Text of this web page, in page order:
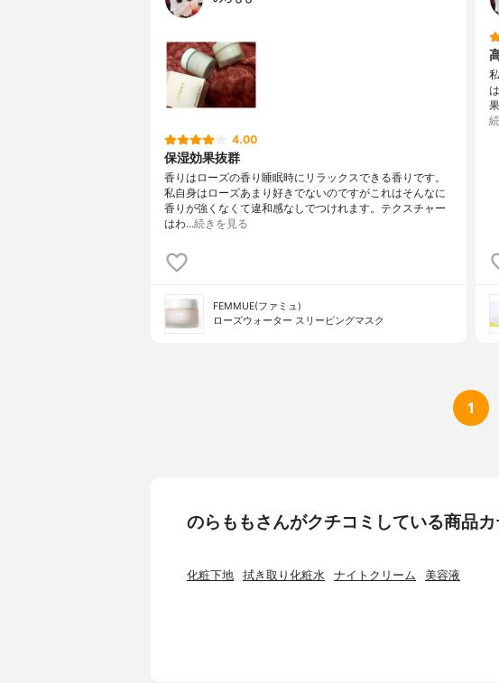
4.00
保湿効果抜群
香りはローズの香り睡眠時にリラックスできる香りです。
私自身はローズあまり好きでないのですがこれはそんなに
香りが強くなくて違和感なしでつけれます。テクスチャー
はわ…続きを見る
FEMMUE(ファミュ)
ローズウォーター スリーピングマスク
1
のらももさんがクチコミしている商品カ
化粧下地 拭き取り化粧水 ナイトクリーム 美容液